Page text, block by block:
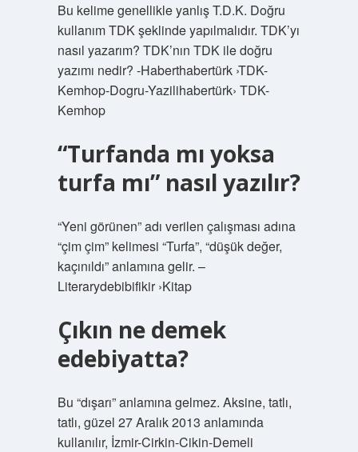
Bu kelime genellikle yanlış T.D.K. Doğru
kullanım TDK şeklinde yapılmalıdır. TDK’yı
nasıl yazarım? TDK’nın TDK ile doğru
yazımı nedir? -Haberthabertürk ›TDK-
Kemhop-Dogru-Yazilihabertürk› TDK-
Kemhop
“Turfanda mı yoksa
turfa mı” nasıl yazılır?
“Yeni görünen” adı verilen çalışması adına
“çim çim” kelimesi “Turfa”, “düşük değer,
kaçınıldı” anlamına gelir. –
Literarydebibifikir ›Kitap
Çıkın ne demek
edebiyatta?
Bu “dışarı” anlamına gelmez. Aksine, tatlı,
tatlı, güzel 27 Aralık 2013 anlamında
kullanılır, İzmir-Cirkin-Cikin-Demeli